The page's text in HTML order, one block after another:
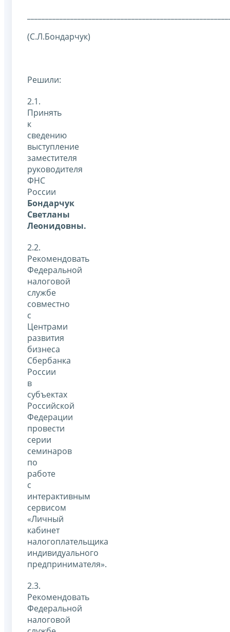
(С.Л.Бондарчук)
Решили:
2.1.
Принять
к
сведению
выступление
заместителя
руководителя
ФНС
России
Бондарчук
Светланы
Леонидовны.
2.2.
Рекомендовать
Федеральной
налоговой
службе
совместно
с
Центрами
развития
бизнеса
Сбербанка
России
в
субъектах
Российской
Федерации
провести
серии
семинаров
по
работе
с
интерактивным
сервисом
«Личный
кабинет
налогоплательщика
индивидуального
предпринимателя».
2.3.
Рекомендовать
Федеральной
налоговой